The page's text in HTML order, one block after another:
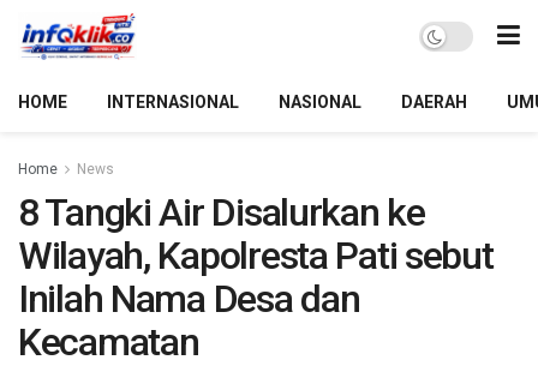
HOME INTERNASIONAL NASIONAL DAERAH
Home News
8 Tangki Air Disalurkan ke
Wilayah, Kapolresta Pati sebut
Inilah Nama Desa dan
Kecamatan